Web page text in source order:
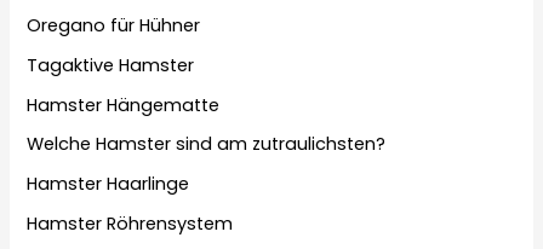
Oregano für Hühner
Tagaktive Hamster
Hamster Hängematte
Welche Hamster sind am zutraulichsten?
Hamster Haarlinge
Hamster Röhrensystem